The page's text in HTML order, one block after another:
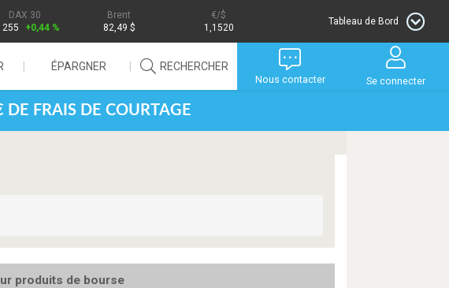
DAX 30
255
+0,44 %
Brent
82,49 $
/$
1,1520
Tableau de Bord
ÉPARGNER RECHERCHER
Nous contacter Se connecter
FRAIS DE COURTAGE
produits de bourse